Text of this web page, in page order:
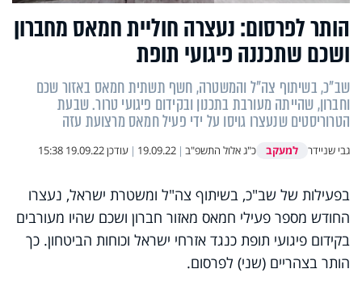
הותר לפרסום: נעצרה חוליית חמאס מחברון
ושכם שתכננה פיגועי תופת
שב"כ, בשיתוף צה"ל והמשטרה, חשף תשתית חמאס באזור שכם
וחברון, שהייתה מעורבת בתכנון ובקידום פיגועי טרור. שבעת
הטרוריסטים שנעצרו גויסו על ידי פעיל חמאס מרצועת עזה
גבי שניידר למעקב כ"ג אלול התשפ"ב |
19.09.22
| עודכן19.09.22 15:38
בפעילות של שב"כ, בשיתוף צה"ל ומשטרת ישראל, נעצרו
החודש מספר פעילי חמאס מאזור חברון ושכם שהיו מעורבים
בקידום פיגועי תופת כנגד אזרחי ישראל וכוחות הביטחון. כך
הותר בצהריים (שני) לפרסום.